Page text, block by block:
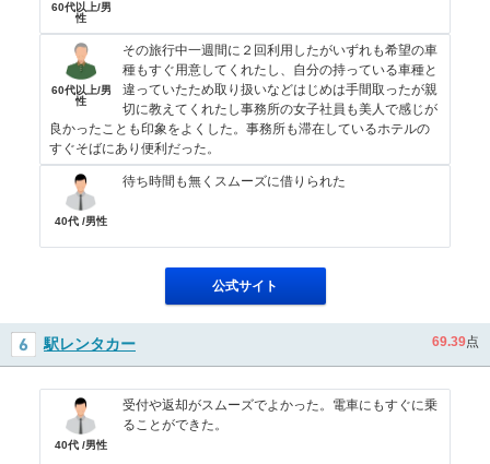
60代以上/男
性
60代以上/男
性
その旅行中一週間に２回利用したがいずれも希望の車
種もすぐ用意してくれたし、自分の持っている車種と
違っていたため取り扱いなどはじめは手間取ったが親
切に教えてくれたし事務所の女子社員も美人で感じが
良かったことも印象をよくした。事務所も滞在しているホテルの
すぐそばにあり便利だった。
40代 /男性
待ち時間も無くスムーズに借りられた
公式サイト
駅レンタカー 69.39点
40代 /男性
受付や返却がスムーズでよかった。電車にもすぐに乗
ることができた。